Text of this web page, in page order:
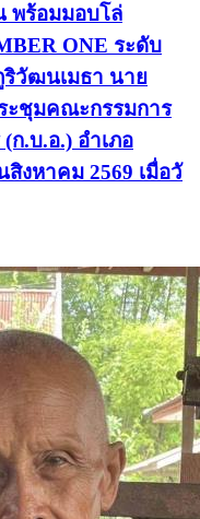
พร้อมมอบโล่
ONE ระดับ
วัฒนเมธา นาย
ะชุมคณะกรรมการ
ก.บ.อ.) อำเภอ
สิงหาคม 2569 เมื่อวั